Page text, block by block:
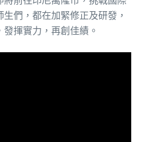
們，都在加緊修正及研發，
揮實力，再創佳績。